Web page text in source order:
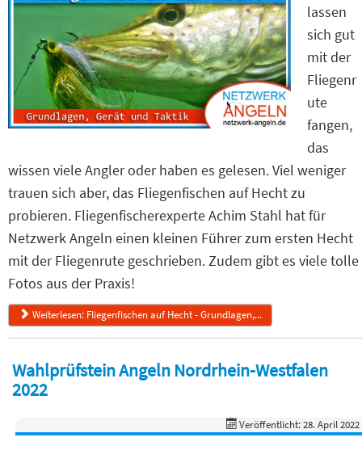
lassen
sich gut
mit der
Fliegenr
ute
fangen,
das
wissen viele Angler oder haben es gelesen. Viel weniger
trauen sich aber, das Fliegenfischen auf Hecht zu
probieren. Fliegenfischerexperte Achim Stahl hat für
Netzwerk Angeln einen kleinen Führer zum ersten Hecht
mit der Fliegenrute geschrieben. Zudem gibt es viele tolle
Fotos aus der Praxis!
Weiterlesen: Fliegenfischen auf Hecht - Grundlagen,...
Wahlprüfstein Angeln Nordrhein-Westfalen
2022
Veröffentlicht: 28. April 2022